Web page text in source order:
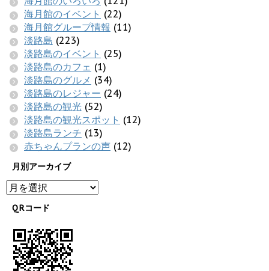
海月館のイベント (22)
海月館グループ情報 (11)
淡路島 (223)
淡路島のイベント (25)
淡路島のカフェ (1)
淡路島のグルメ (34)
淡路島のレジャー (24)
淡路島の観光 (52)
淡路島の観光スポット (12)
淡路島ランチ (13)
赤ちゃんプランの声 (12)
月別アーカイブ
QRコード